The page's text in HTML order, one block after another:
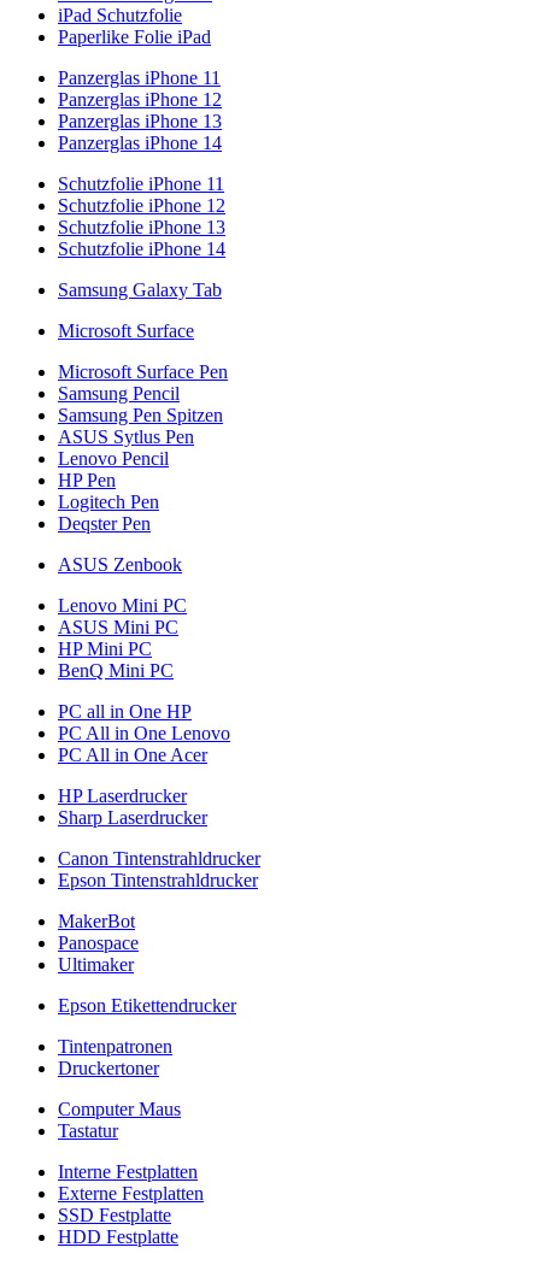
iPad Schutzfolie
Paperlike Folie iPad
Panzerglas iPhone 11
Panzerglas iPhone 12
Panzerglas iPhone 13
Panzerglas iPhone 14
Schutzfolie iPhone 11
Schutzfolie iPhone 12
Schutzfolie iPhone 13
Schutzfolie iPhone 14
Samsung Galaxy Tab
Microsoft Surface
Microsoft Surface Pen
Samsung Pencil
Samsung Pen Spitzen
ASUS Sytlus Pen
Lenovo Pencil
HP Pen
Logitech Pen
Deqster Pen
ASUS Zenbook
Lenovo Mini PC
ASUS Mini PC
HP Mini PC
BenQ Mini PC
PC all in One HP
PC All in One Lenovo
PC All in One Acer
HP Laserdrucker
Sharp Laserdrucker
Canon Tintenstrahldrucker
Epson Tintenstrahldrucker
MakerBot
Panospace
Ultimaker
Epson Etikettendrucker
Tintenpatronen
Druckertoner
Computer Maus
Tastatur
Interne Festplatten
Externe Festplatten
SSD Festplatte
HDD Festplatte